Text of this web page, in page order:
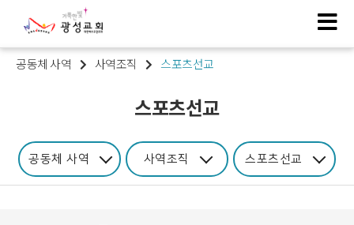
공동체 사역 사역조직 스포츠선교
스포츠선교
공동체 사역 사역조직 스포츠선교